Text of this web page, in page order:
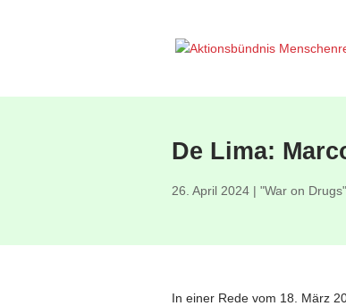
De Lima:
26. April 2024 | "War on Drugs"
In einer Rede vom 18. März